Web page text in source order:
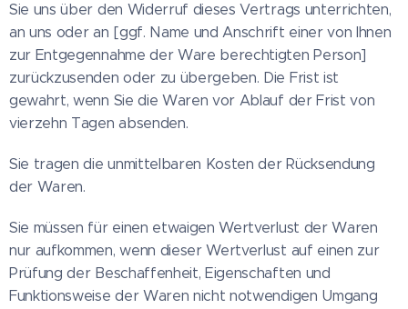
Sie uns über den Widerruf dieses Vertrags unterrichten,
an uns oder an [ggf. Name und Anschrift einer von Ihnen
zur Entgegennahme der Ware berechtigten Person]
zurückzusenden oder zu übergeben. Die Frist ist
gewahrt, wenn Sie die Waren vor Ablauf der Frist von
vierzehn Tagen absenden.
Sie tragen die unmittelbaren Kosten der Rücksendung
der Waren.
Sie müssen für einen etwaigen Wertverlust der Waren
nur aufkommen, wenn dieser Wertverlust auf einen zur
Prüfung der Beschaffenheit, Eigenschaften und
Funktionsweise der Waren nicht notwendigen Umgang